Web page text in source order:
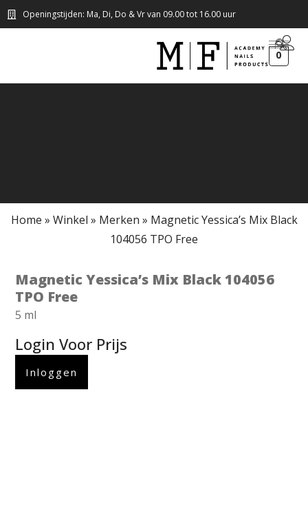
Openingstijden: Ma, Di, Do & Vr van 09.00 tot 16.00 uur
0
Home » Winkel » Merken » Magnetic Yessica’s Mix Black
104056 TPO Free
Magnetic Yessica’s Mix Black 104056
TPO Free
5 ml
Login Voor Prijs
Inloggen